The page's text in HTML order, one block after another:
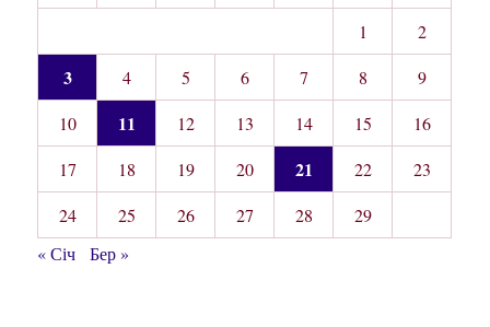
1 2
3 4 5 6 7 8
9
10
11 12 13 14 15
16
17
18 19 20 21 22
23
24
25 26 27 28
29
« Січ
Бер »